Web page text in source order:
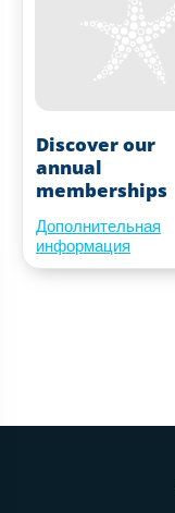
Discover our
annual
memberships
Дополнительная
информация
Нижний